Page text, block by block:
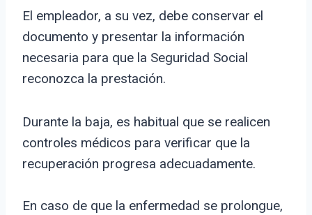
El empleador, a su vez, debe conservar el
documento y presentar la información
necesaria para que la Seguridad Social
reconozca la prestación.
Durante la baja, es habitual que se realicen
controles médicos para verificar que la
recuperación progresa adecuadamente.
En caso de que la enfermedad se prolongue,